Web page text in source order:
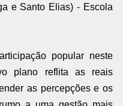
e Santo Elias) - Escola
popular neste
plano reflita as reais
as percepções e os